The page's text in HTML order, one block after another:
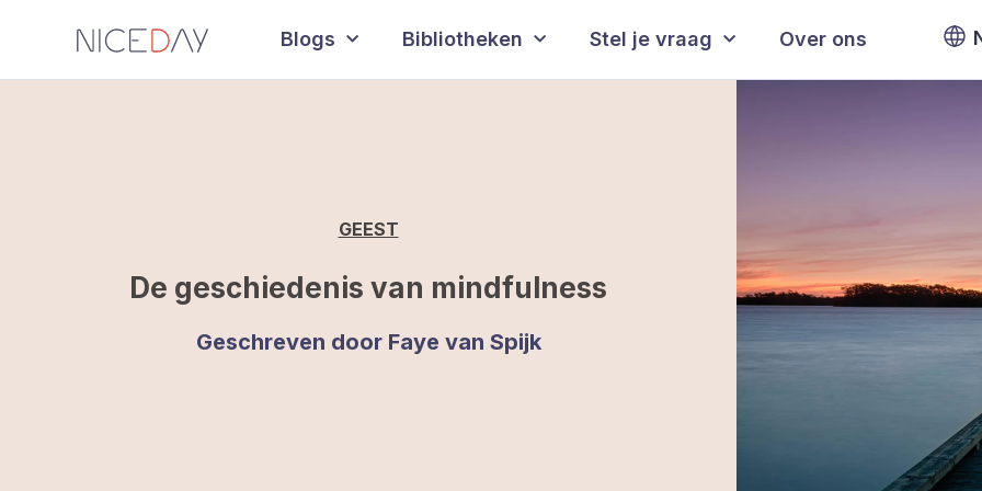
Blogs Bibliotheken Stel je vraag Over ons
GEEST
De geschiedenis van mindfulness
Geschreven doorFaye van Spijk